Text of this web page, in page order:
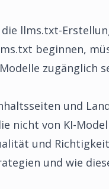
llms.txt-
beginnen,
zugänglich
und
nicht von KI-
und Richtigkeit
und wie